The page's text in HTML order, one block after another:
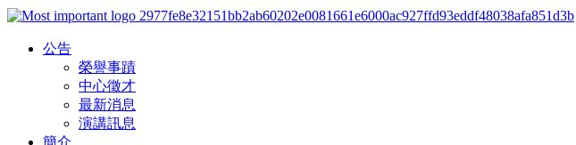
公告
榮譽事蹟
中心徵才
最新消息
演講訊息
簡介